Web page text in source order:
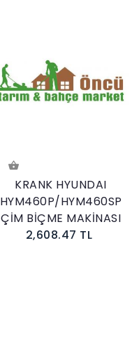
KRANK HYUNDAI
HYM460P/HYM460SP
ÇİM BİÇME MAKİNASI
2,608.47 TL